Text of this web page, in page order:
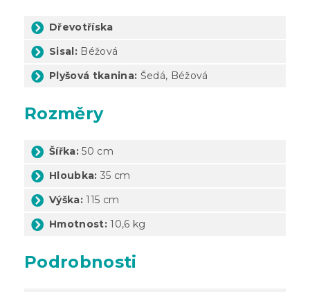
Dřevotříska
Sisal: Béžová
Plyšová tkanina: Šedá, Béžová
Rozměry
Šířka: 50 cm
Hloubka: 35 cm
Výška: 115 cm
Hmotnost: 10,6 kg
Podrobnosti